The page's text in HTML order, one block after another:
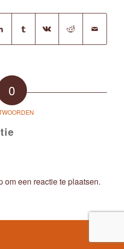
0
om een reactie te plaatsen.